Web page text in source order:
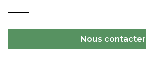
Nous contacter